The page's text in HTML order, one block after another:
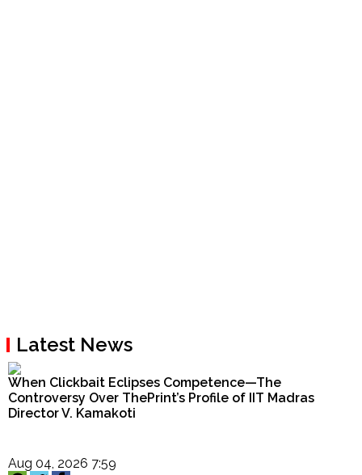
Latest News
When Clickbait Eclipses Competence—The
Controversy Over ThePrint’s Profile of IIT Madras
Director V. Kamakoti
Aug 04, 2026 7:59